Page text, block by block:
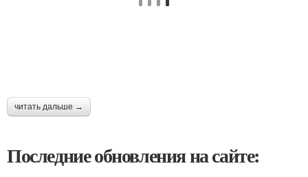
читать дальше →
Последние обновления на сайте: